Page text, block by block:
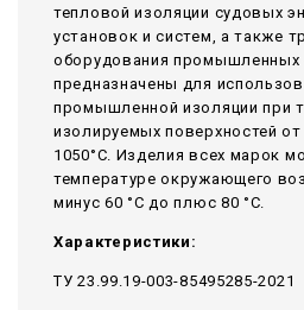
тепловой изоляции судовых
установок и систем, а также
оборудования промышленных
предназначены для
промышленной изоляции при
изолируемых поверхностей
1050°С. Изделия всех марок
температуре окружающего
минус 60 °С до плюс 80 °С.
Характеристики:
ТУ 23.99.19-003-85495285-2021